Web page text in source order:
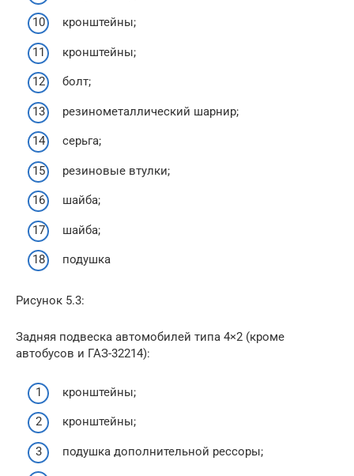
кронштейны;
кронштейны;
болт;
резинометаллический шарнир;
серьга;
резиновые втулки;
шайба;
шайба;
подушка
Рисунок 5.3:
Задняя подвеска автомобилей типа 4×2 (кроме
автобусов и ГАЗ-32214):
кронштейны;
кронштейны;
подушка дополнительной рессоры;